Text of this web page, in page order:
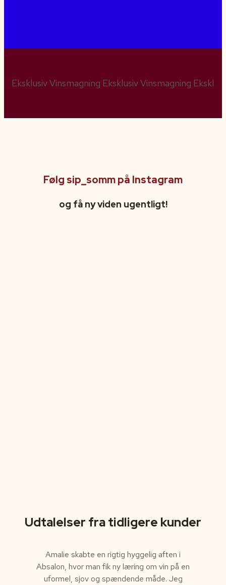
Eksklusiv Vinsmagning Eksklusiv Vinsmagning
Følg sip_somm på Instagram
og få ny viden ugentligt!
Udtalelser fra tidligere kunder
Amalie skabte en rigtig hyggelig aften i
Absalon, hvor man fik ny læring om vin på en
uformel, sjov og spændende måde. Jeg